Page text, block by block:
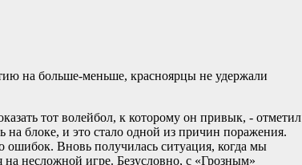
на больше-меньше, красноярцы не удержали
тот волейбол, к которому он привык, - отметил
блоке, и это стало одной из причин поражения.
Вновь получилась ситуация, когда мы
несложной игре. Безусловно, с «Грозным»